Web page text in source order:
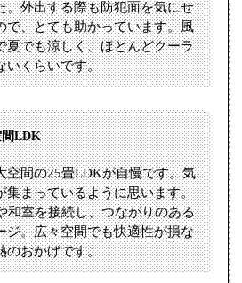
。外出する際も防犯面を気にせ
で、とても助かっています。風
夏でも涼しく、ほとんどクーラ
いくらいです。
間LDK
空間の25畳LDKが自慢です。気
集まっているように思います。
和室を接続し、つながりのある
ジ。広々空間でも快適性が損な
のおかげです。